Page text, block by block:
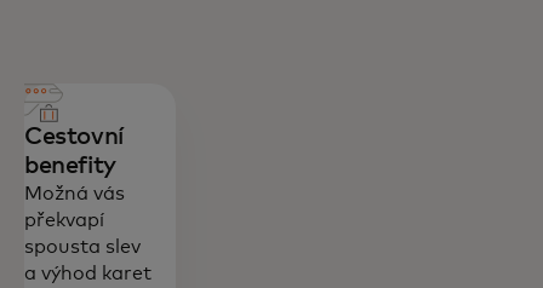
Cestovní
benefity
Možná vás
překvapí
spousta slev
a výhod karet